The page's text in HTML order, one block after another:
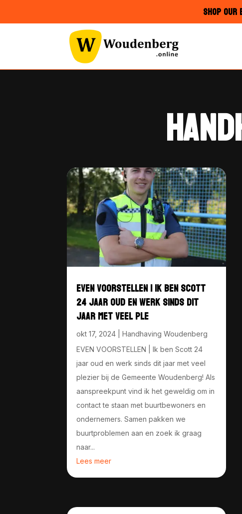
SHOP
EVEN VOORSTELLEN | IK BEN SCOTT
24 JAAR OUD EN WERK SINDS DIT
JAAR MET VEEL PLE
okt 17, 2024 |Handhaving Woudenberg
EVEN VOORSTELLEN | Ik ben Scott 24
jaar oud en werk sinds dit jaar met veel
plezier bij de Gemeente Woudenberg! Als
aanspreekpunt vind ik het geweldig om in
contact te staan met buurtbewoners en
ondernemers. Samen pakken we
buurtproblemen aan en zoek ik graag
naar...
Lees meer